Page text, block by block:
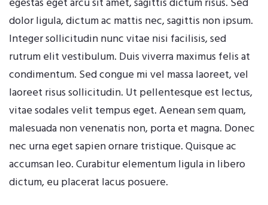
dolor ligula, dictum ac mattis nec, sagittis non ipsum.
Integer sollicitudin nunc vitae nisi facilisis, sed
rutrum elit vestibulum. Duis viverra maximus felis at
condimentum. Sed congue mi vel massa laoreet, vel
laoreet risus sollicitudin. Ut pellentesque est lectus,
vitae sodales velit tempus eget. Aenean sem quam,
malesuada non venenatis non, porta et magna. Donec
nec urna eget sapien ornare tristique. Quisque ac
accumsan leo. Curabitur elementum ligula in libero
dictum, eu placerat lacus posuere.